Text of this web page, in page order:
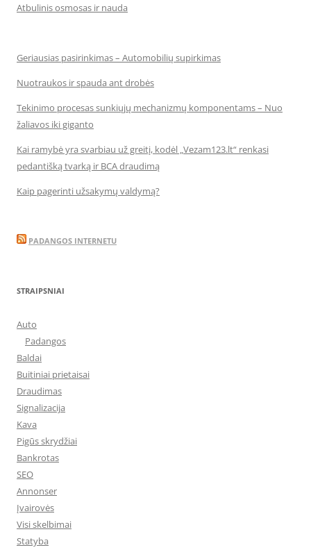
Atbulinis osmosas ir nauda
Geriausias pasirinkimas – Automobilių supirkimas
Nuotraukos ir spauda ant drobės
Tekinimo procesas sunkiųjų mechanizmų komponentams – Nuo
žaliavos iki giganto
Kai ramybė yra svarbiau už greitį, kodėl „Vezam123.lt“ renkasi
pedantišką tvarką ir BCA draudimą
Kaip pagerinti užsakymų valdymą?
PADANGOS INTERNETU
STRAIPSNIAI
Auto
Padangos
Baldai
Buitiniai prietaisai
Draudimas
Signalizacija
Kava
Pigūs skrydžiai
Bankrotas
SEO
Annonser
Įvairovės
Visi skelbimai
Statyba